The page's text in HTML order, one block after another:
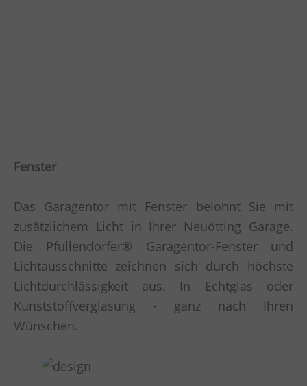
Fenster
Das Garagentor mit Fenster belohnt Sie mit
zusätzlichem Licht in Ihrer Neuötting Garage.
Die Pfullendorfer® Garagentor-Fenster und
Lichtausschnitte zeichnen sich durch höchste
Lichtdurchlässigkeit aus. In Echtglas oder
Kunststoffverglasung - ganz nach Ihren
Wünschen.